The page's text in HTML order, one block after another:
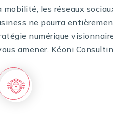
les réseaux
ne pourra
numérique
amener. Kéoni